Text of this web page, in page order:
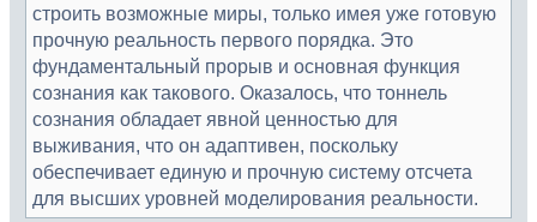
строить возможные миры, только имея уже готовую
прочную реальность первого порядка. Это
фундаментальный прорыв и основная функция
сознания как такового. Оказалось, что тоннель
сознания обладает явной ценностью для
выживания, что он адаптивен, поскольку
обеспечивает единую и прочную систему отсчета
для высших уровней моделирования реальности.